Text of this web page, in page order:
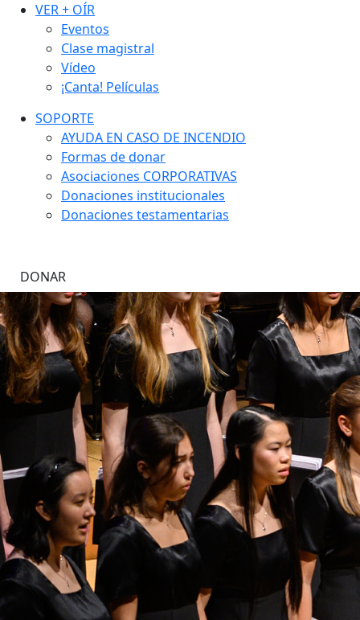
VER + OÍR
Eventos
Clase magistral
Vídeo
¡Canta! Películas
SOPORTE
AYUDA EN CASO DE INCENDIO
Formas de donar
Asociaciones CORPORATIVAS
Donaciones institucionales
Donaciones testamentarias
DONAR